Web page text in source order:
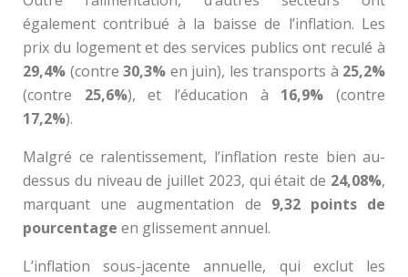
également contribué à la baisse de l’inflation. Les
prix du logement et des services publics ont reculé à
29,4% (contre 30,3% en juin), les transports à 25,2%
(contre 25,6%), et l’éducation à 16,9% (contre
17,2%).
Malgré ce ralentissement, l’inflation reste bien au-
dessus du niveau de juillet 2023, qui était de 24,08%,
marquant une augmentation de 9,32 points de
pourcentage en glissement annuel.
L’inflation sous-jacente annuelle, qui exclut les